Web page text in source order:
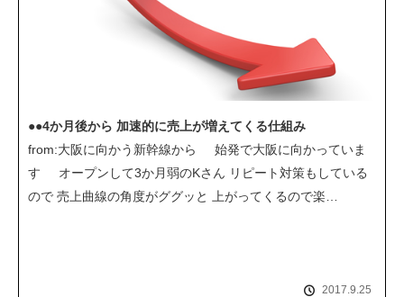
●●4か月後から 加速的に売上が増えてくる仕組み
from:大阪に向かう新幹線から 始発で大阪に向かっていま
す オープンして3か月弱のKさん リピート対策もしている
ので 売上曲線の角度がググッと 上がってくるので楽…
2017.9.25